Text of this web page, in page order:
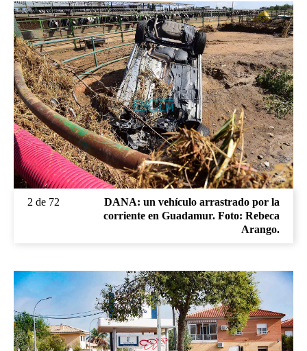
2 de 72
DANA: un vehículo arrastrado por la
corriente en Guadamur. Foto: Rebeca
Arango.